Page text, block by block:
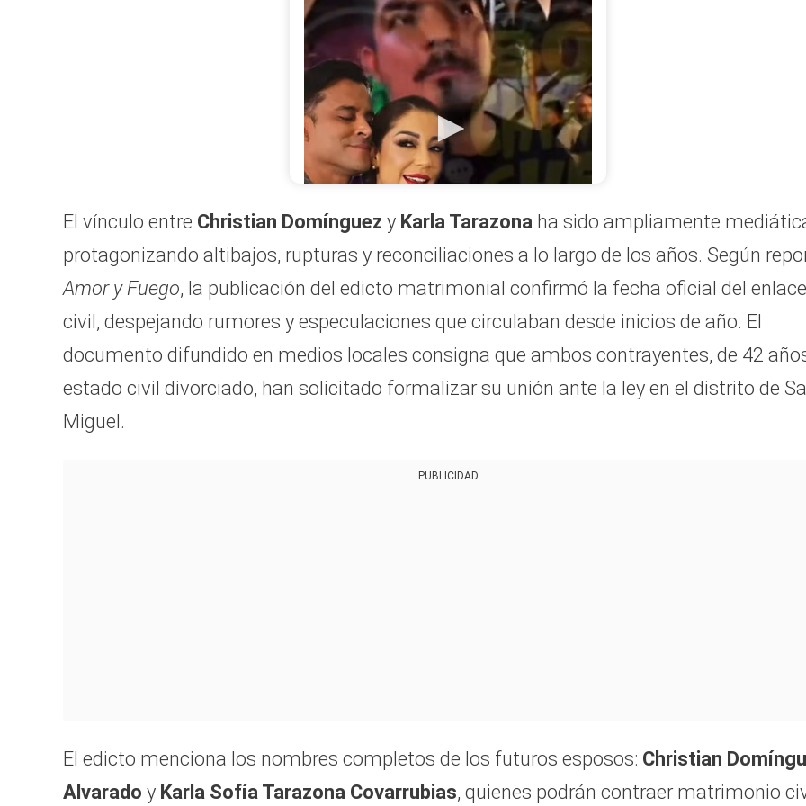
0
El actor comenta en un programa de
espectáculos que la pareja afronta una
nueva etapa, tras años de historia
sentimental y haber superado obstáculos
legales. Tiktok/ Amor y Fuego
El vínculo entre Christian Domínguez y Karla Tarazona ha sido ampliamente
protagonizando altibajos, rupturas y reconciliaciones a lo largo de los años. Según
Amor y Fuego, la publicación del edicto matrimonial confirmó la fecha oficial del enlace
civil, despejando rumores y especulaciones que circulaban desde inicios de año. El
documento difundido en medios locales consigna que ambos contrayentes, de 42
estado civil divorciado, han solicitado formalizar su unión ante la ley en el distrito de
Miguel.
PUBLICIDAD
El edicto menciona los nombres completos de los futuros esposos: Christian
Alvarado y Karla Sofía Tarazona Covarrubias, quienes podrán contraer matrimonio